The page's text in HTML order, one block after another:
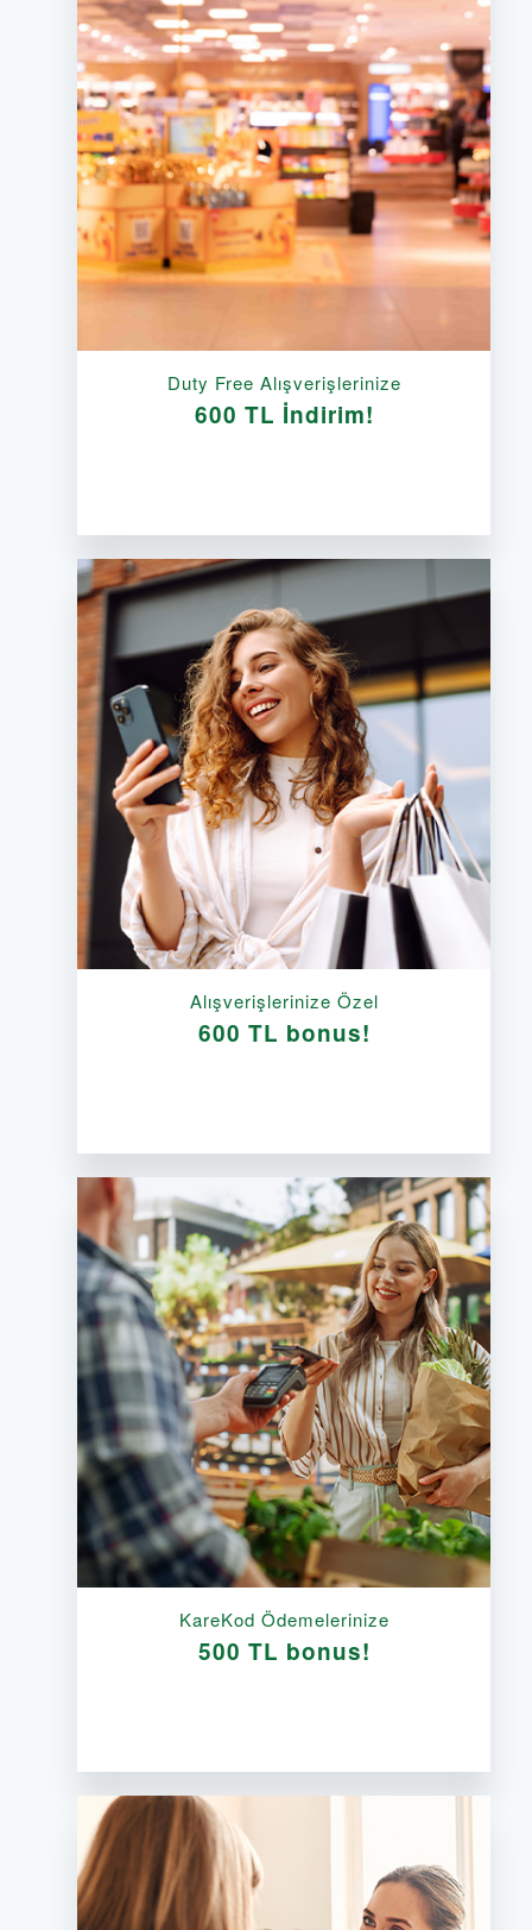
Duty Free Alışverişlerinize
600 TL İndirim!
Alışverişlerinize Özel
600 TL bonus!
KareKod Ödemelerinize
500 TL bonus!